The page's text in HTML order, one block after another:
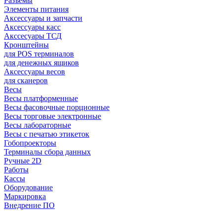
Элементы питания
Аксессуары и запчасти
Аксессуары касс
Акссесуары ТСД
Кронштейны
для POS терминалов
для денежных ящиков
Аксессуары весов
для сканеров
Весы
Весы платформенные
Весы фасовочные порционные
Весы торговые электронные
Весы лабораторные
Весы с печатью этикеток
Гобопроекторы
Терминалы сбора данных
Ручные 2D
Работы
Кассы
Оборудование
Маркировка
Внедрение ПО